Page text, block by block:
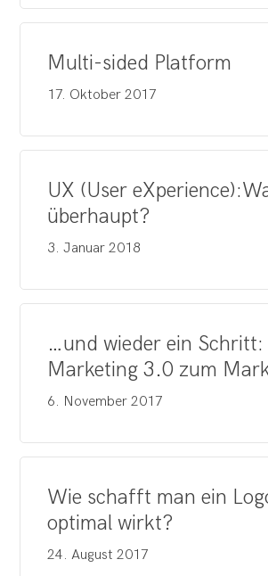
Multi-sided Platform
17. Oktober 2017
UX (User
überhaupt?
3. Januar 2018
…und wieder ein Schritt:
Marketing 3.0 zum
6. November 2017
Wie schafft man ein
optimal wirkt?
24. August 2017